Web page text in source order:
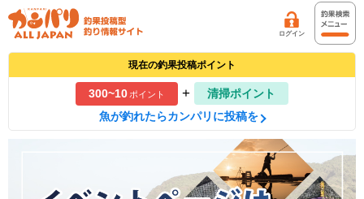
ログイン
現在の釣果投稿ポイント
300~10ポイント +
清掃ポイント
魚が釣れたらカンパリに投稿を